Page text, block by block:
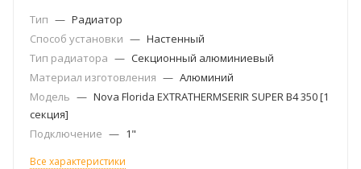
Тип — Радиатор
Способ установки — Настенный
Тип радиатора — Секционный алюминиевый
Материал изготовления — Алюминий
Модель — Nova Florida EXTRATHERMSERIR SUPER B4 350 [1
секция]
Подключение — 1"
Все характеристики